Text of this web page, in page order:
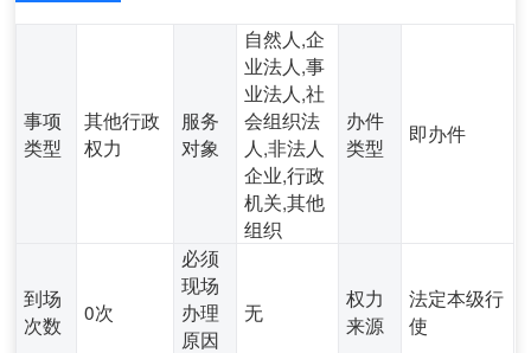
事项
类型
其他行政
权力
服务
对象
自然人,企
业法人,事
业法人,社
会组织法
人,非法人
企业,行政
机关,其他
组织
办件
类型
即办件
到场
次数
0次
必须
现场
办理
原因
无
权力
来源
法定本级行
使